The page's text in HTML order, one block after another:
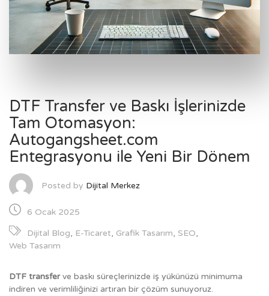
DTF Transfer ve Baskı İşlerinizde
Tam Otomasyon:
Autogangsheet.com
Entegrasyonu ile Yeni Bir Dönem
Posted by Dijital Merkez
6 Ocak 2025
Dijital Blog, E-Ticaret, Grafik Tasarım, SEO,
Web Tasarım
DTF transferve baskı süreçlerinizde iş yükünüzü minimuma
indiren ve verimliliğinizi artıran bir çözüm sunuyoruz.